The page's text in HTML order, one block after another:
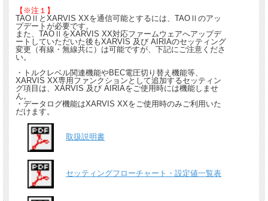
【※注１】
TAOⅡとXARVIS XXを通信可能とするには、TAOⅡのアッ
プデートが必要です。
また、TAOⅡをXARVIS XX対応ファームウェアへアップデ
ートしていただいた後もXARVIS 及び AIRIAのセッティング
変更（有線・無線共に）は可能ですが、下記にご注意くださ
い。
・トルクレベル関連機能やBEC電圧切り替え機能等、
XARVIS XX専用ファンクションとして追加するセッティン
グ項目は、XARVIS 及び AIRIAをご使用時には機能しませ
ん。
・データログ機能はXARVIS XXをご使用時のみご利用いた
だけます。
取扱説明書
セッティングフローチャート・設定値一覧表